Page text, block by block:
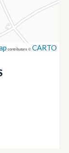
contributors ©CARTO